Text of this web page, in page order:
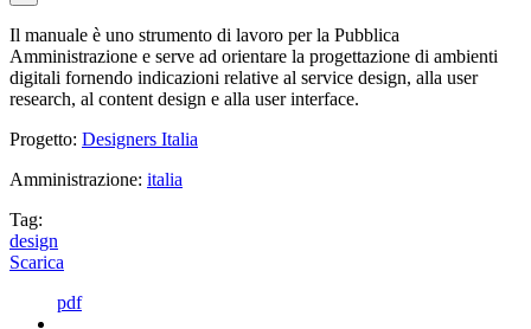
Il manuale è uno strumento di lavoro per la Pubblica
Amministrazione e serve ad orientare la progettazione di ambienti
digitali fornendo indicazioni relative al service design, alla user
research, al content design e alla user interface.
Progetto: Designers Italia
Amministrazione: italia
Tag:
design
Scarica
pdf